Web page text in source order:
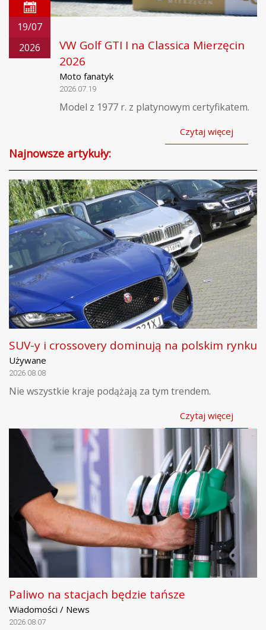
19/07
2026
VW Golf GTI I na Classica Mierzęcin
2026
Moto fanatyk
2026.07.19
Model z 1977 r. z platynowym certyfikatem.
Czytaj więcej
Najnowsze artykuły:
SUV-y i crossovery dominują na polskim rynku
Używane
2026.08.08
Nie wszystkie kraje podążają za tym trendem.
Czytaj więcej
Paliwo na stacjach będzie tańsze
Wiadomości / News
2026.08.07